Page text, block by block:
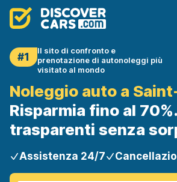
#1
Il sito di confronto e
prenotazione di autonoleggi più
visitato al mondo
Noleggio auto a
Risparmia fino al
trasparenti senza
Assistenza 24/7